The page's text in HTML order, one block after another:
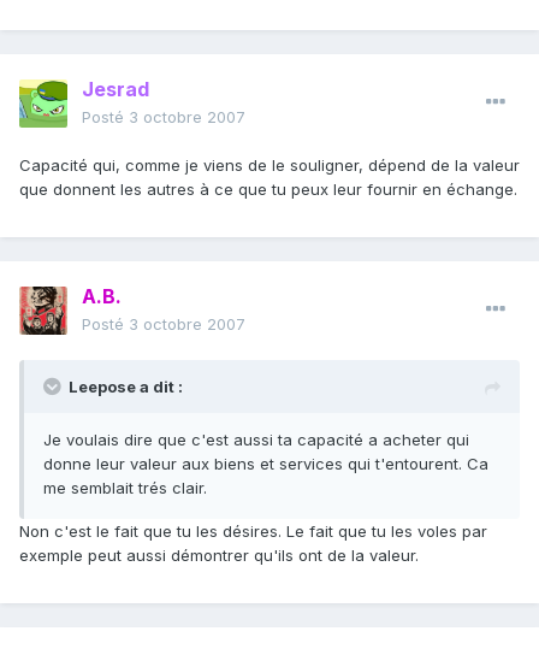
Jesrad
Posté 3 octobre 2007
Capacité qui, comme je viens de le souligner, dépend de la valeur
que donnent les autres à ce que tu peux leur fournir en échange.
A.B.
Posté 3 octobre 2007
Leepose a dit :
Je voulais dire que c'est aussi ta capacité a acheter qui
donne leur valeur aux biens et services qui t'entourent. Ca
me semblait trés clair.
Non c'est le fait que tu les désires. Le fait que tu les voles par
exemple peut aussi démontrer qu'ils ont de la valeur.